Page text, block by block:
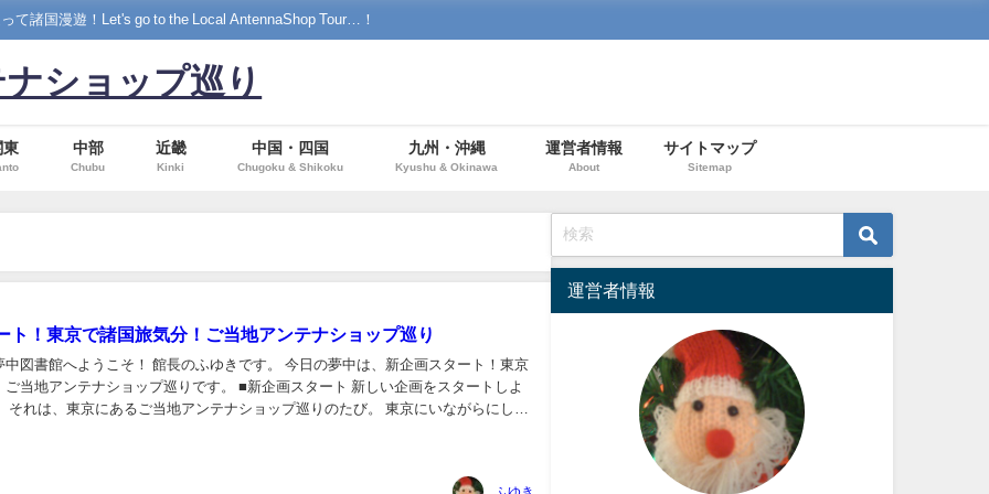
て諸国漫遊！Let's go to the Local AntennaShop Tour…！
ショップ巡り
東 中部
Chubu
近畿
Kinki
中国・四国
Chugoku & Shikoku
九州・沖縄
Kyushu & Okinawa
運営者情報
About
サイトマップ
Sitemap
ト！東京で諸国旅気分！ご当地アンテナショップ巡り
中図書館へようこそ！ 館長のふゆきです。 今日の夢中は、新企画スタート！東京
ご当地アンテナショップ巡りです。 ■新企画スタート 新しい企画をスタートしよ
それは、東京にあるご当地アンテナショップ巡りのたび。 東京にいながらにし
運営者情報